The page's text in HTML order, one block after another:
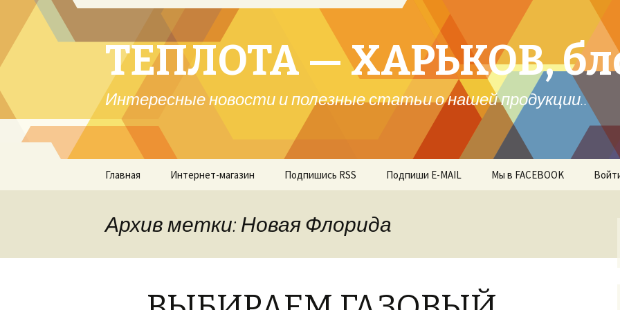
ТЕПЛОТА — ХАРЬКОВ,
Интересные новости и полезные статьи о нашей продукции..
Перейти
Главная Интернет-магазин Подпишись RSS Подпиши E-MAIL Мы в FACEBOOK
Архив метки: Новая Флорида